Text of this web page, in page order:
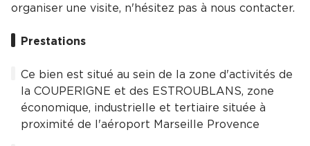
organiser une visite, n'hésitez pas à nous contacter.
Prestations
Ce bien est situé au sein de la zone d'activités de
la COUPERIGNE et des ESTROUBLANS, zone
économique, industrielle et tertiaire située à
proximité de l'aéroport Marseille Provence